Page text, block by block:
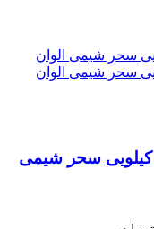
رنگ روغنی سفید نیمه براق گالن 4 کیلویی سحر شیمی